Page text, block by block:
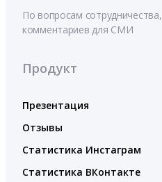
По вопросам сотрудничества,
комментариев для СМИ
Продукт
Презентация
Отзывы
Статистика Инстаграм
Статистика ВКонтакте